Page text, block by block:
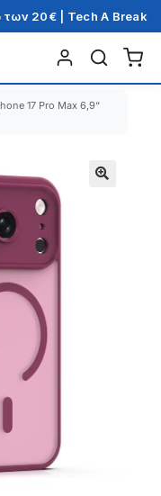
20€ | Tech A Break
17 Pro Max 6,9“